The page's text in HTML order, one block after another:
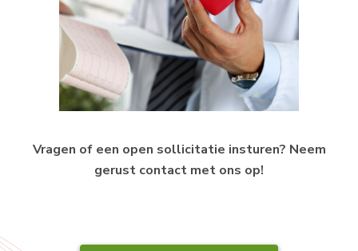
Vragen of een open sollicitatie insturen? Neem
gerust contact met ons op!